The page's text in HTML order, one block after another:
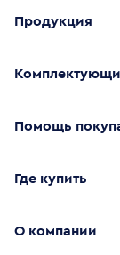
Продукция
Помощь
Где купить
О компании